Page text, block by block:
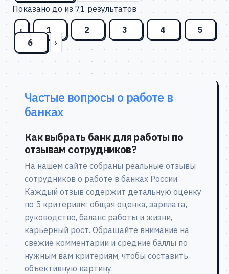
Показано до из 71 результатов
‹ 1 2 3 4
5
6
›
Частые вопросы о работе в
банках
Как выбрать банк для работы по
отзывам сотрудников?
На нашем сайте собраны реальные отзывы
сотрудников о работе в банках России.
Каждый отзыв содержит детальную оценку
по 5 критериям: общая оценка, зарплата,
руководство, баланс работы и жизни,
карьерный рост. Обращайте внимание на
свежие комментарии и средние баллы по
нужным вам критериям, чтобы составить
объективную картину.